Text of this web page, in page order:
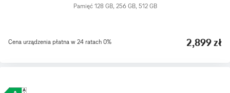
Pamięć 128 GB, 256 GB, 512 GB
Cena urządzenia płatna w 24 ratach 0% 2,899 zł